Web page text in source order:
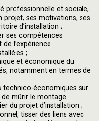
professionnelle et sociale,
projet, ses motivations, ses
d’installation ;
ses compétences
l’expérience
;
et économique du
notamment en termes de
technico-économiques sur
de mûrir le montage
du projet d’installation ;
tisser des liens avec